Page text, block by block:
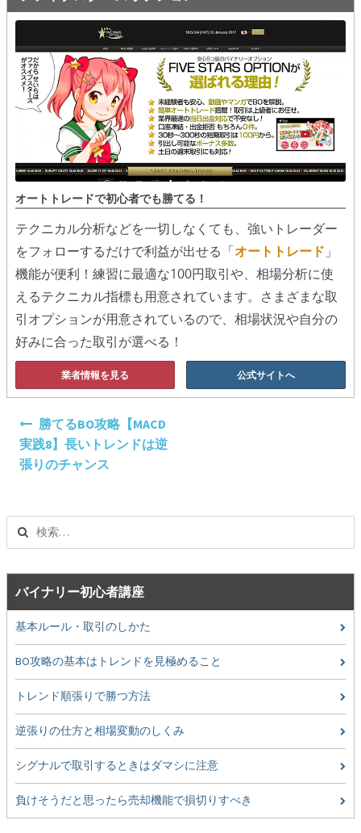
オートトレードで初心者でも勝てる！
テクニカル分析などを一切しなくても、強いトレーダー
をフォローするだけで利益が出せる「オートトレード 」
機能が便利！練習に最適な100円取引や、相場分析に使
えるテクニカル指標も用意されています。さまざまな取
引オプションが用意されているので、相場状況や自分の
好みに合った取引が選べる！
業者情報を見る 公式サイトへ
稿
ナ
ビ
ー
シ
ョ
ン
勝てるBO攻略【MACD
実践8】長いトレンドは逆
張りのチャンス
バイナリー初心者講座
基本ルール・取引のしかた
BO攻略の基本はトレンドを見極めること
トレンド順張りで勝つ方法
逆張りの仕方と相場変動のしくみ
シグナルで取引するときはダマシに注意
負けそうだと思ったら売却機能で損切りすべき